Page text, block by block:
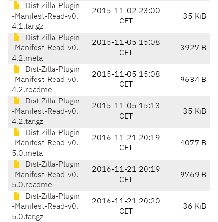
Dist-Zilla-Plugin
-Manifest-Read-v0.
4.1.tar.gz
2015-11-02 23:00
CET
35 KiB
Dist-Zilla-Plugin
-Manifest-Read-v0.
4.2.meta
2015-11-05 15:08
CET
3927 B
Dist-Zilla-Plugin
-Manifest-Read-v0.
4.2.readme
2015-11-05 15:08
CET
9634 B
Dist-Zilla-Plugin
-Manifest-Read-v0.
4.2.tar.gz
2015-11-05 15:13
CET
35 KiB
Dist-Zilla-Plugin
-Manifest-Read-v0.
5.0.meta
2016-11-21 20:19
CET
4077 B
Dist-Zilla-Plugin
-Manifest-Read-v0.
5.0.readme
2016-11-21 20:19
CET
9769 B
Dist-Zilla-Plugin
-Manifest-Read-v0.
5.0.tar.gz
2016-11-21 20:20
CET
36 KiB